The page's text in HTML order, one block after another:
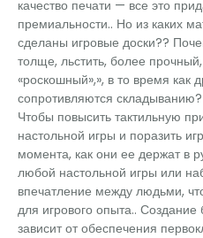
качество печати — все это
премиальности.. Но из каких
сделаны игровые доски??
толще, льстить, более
«роскошный»,», в то время как
сопротивляются складыванию?
Чтобы повысить тактильную
настольной игры и поразить
момента, как они ее держат в
любой настольной игры или
впечатление между людьми,
для игрового опыта..
зависит от обеспечения